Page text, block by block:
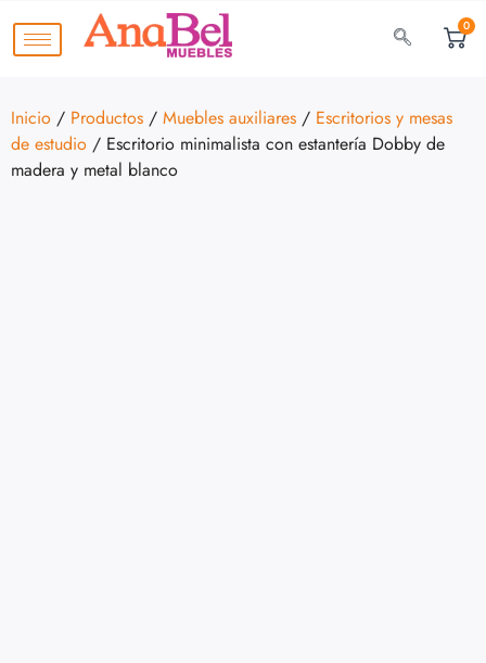
0
Inicio / Productos / Muebles auxiliares / Escritorios y mesas
de estudio / Escritorio minimalista con estantería Dobby de
madera y metal blanco